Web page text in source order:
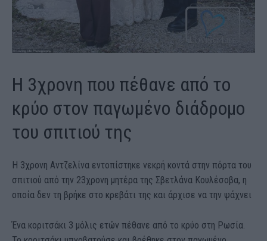
Η 3χρονη που πέθανε από το
κρύο στον παγωμένο διάδρομο
του σπιτιού της
Η 3χρονη Αντζελίνα εντοπίστηκε νεκρή κοντά στην πόρτα του
σπιτιού από την 23χρονη μητέρα της Σβετλάνα Κουλέσοβα, η
οποία δεν τη βρήκε στο κρεβάτι της και άρχισε να την ψάχνει
Ένα κοριτσάκι 3 μόλις ετών πέθανε από το κρύο στη Ρωσία.